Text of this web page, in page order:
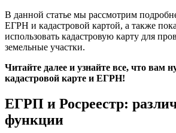
В данной статье мы рассмотрим
ЕГРН и кадастровой картой, а также
использовать кадастровую карту для
земельные участки.
Читайте далее и узнайте все, что вам
кадастровой карте и ЕГРН!
ЕГРП и Росреестр:
функции